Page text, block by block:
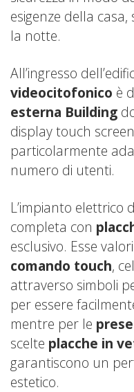
esigenze della
la notte.
All’ingresso
videocitofonico è
esterna Building
display touch
particolarmente
numero di utenti.
L’impianto elettrico
completa con
esclusivo. Esse
comando touch,
attraverso simboli
per essere
mentre per le
scelte placche in
garantiscono un
estetico.